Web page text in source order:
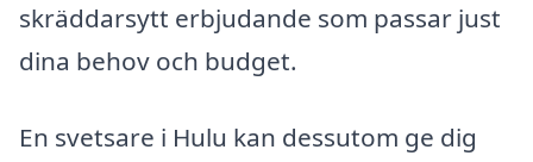
skräddarsytt erbjudande som passar just
dina behov och budget.
En svetsare i Hulu kan dessutom ge dig